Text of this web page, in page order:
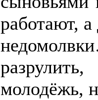
работают,
молодёжь,